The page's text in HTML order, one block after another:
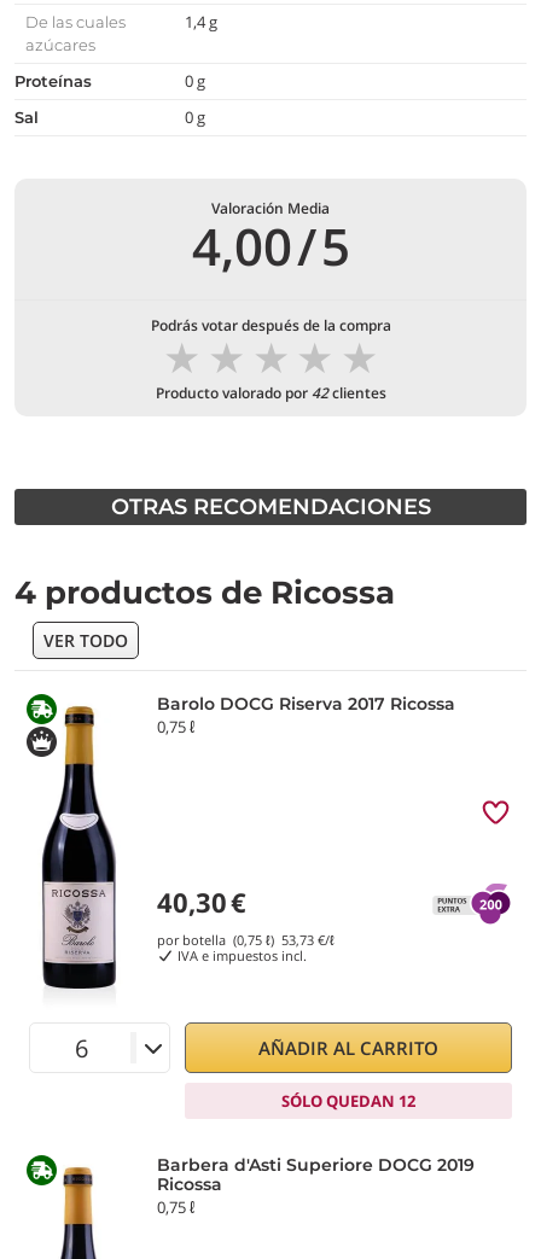
De las cuales
azúcares
1,4 g
Proteínas 0 g
Sal 0 g
Valoración Media
4,00/5
Podrás votar después de la compra
★
★
★
★
★
Producto valorado por42clientes
OTRAS RECOMENDACIONES
4 productos de Ricossa
VER TODO
Barolo DOCG Riserva 2017 Ricossa
0,75 ℓ
40,30€
por botella (0,75 ℓ) 53,73 €/ℓ
IVA e impuestos incl.
AÑADIR AL CARRITO
SÓLO QUEDAN 12
Barbera d'Asti Superiore DOCG 2019
Ricossa
0,75 ℓ